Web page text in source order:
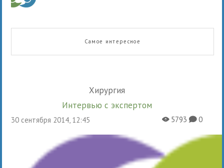
Самое интересное
Хирургия
Интервью с экспертом
30 сентября 2014, 12:45 X5793K0